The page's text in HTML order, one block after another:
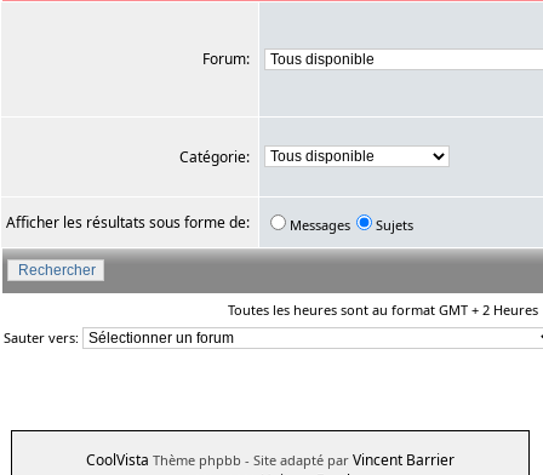
Forum:
Catégorie:
Afficher les résultats sous forme de: Messages Sujets
Toutes les heures sont au format GMT + 2 Heures
Sauter vers:
CoolVista Thème phpbb - Site adapté par Vincent Barrier